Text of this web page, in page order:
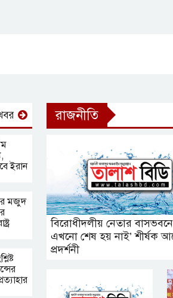
ইরান
মজুদ
রাজনীতি
বিরোধীদলীয় নেতার
এখনো শেষ হয় নাই’ শীর্ষক
প্রদর্শনী